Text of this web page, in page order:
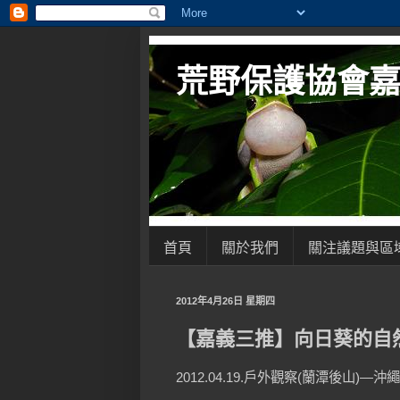
荒野保護協會
首頁 關於我們 關注議題與區
2012年4月26日 星期四
【嘉義三推】向日葵的
2012.04.19.戶外觀察(蘭潭後山)—沖